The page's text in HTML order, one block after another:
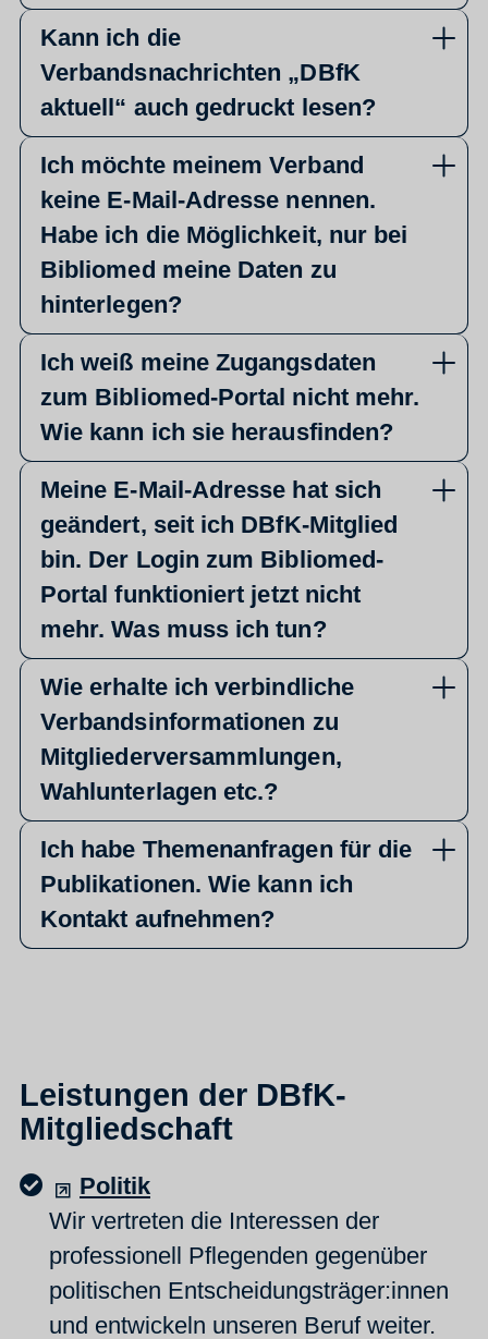
Kann ich die
Verbandsnachrichten „DBfK
aktuell“ auch gedruckt lesen?
Ich möchte meinem Verband
keine E-Mail-Adresse nennen.
Habe ich die Möglichkeit, nur bei
Bibliomed meine Daten zu
hinterlegen?
Ich weiß meine Zugangsdaten
zum Bibliomed-Portal nicht mehr.
Wie kann ich sie herausfinden?
Meine E-Mail-Adresse hat sich
geändert, seit ich DBfK-Mitglied
bin. Der Login zum Bibliomed-
Portal funktioniert jetzt nicht
mehr. Was muss ich tun?
Wie erhalte ich verbindliche
Verbandsinformationen zu
Mitgliederversammlungen,
Wahlunterlagen etc.?
Ich habe Themenanfragen für die
Publikationen. Wie kann ich
Kontakt aufnehmen?
Leistungen der DBfK-
Mitgliedschaft
Politik
Wir vertreten die Interessen der
professionell Pflegenden gegenüber
politischen Entscheidungsträger:innen
und entwickeln unseren Beruf weiter.